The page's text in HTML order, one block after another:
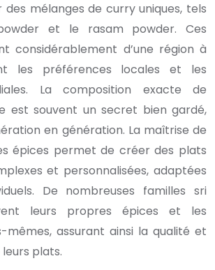
mélanges de curry uniques, tels
et le rasam powder. Ces
considérablement d’une région à
les préférences locales et les
La composition exacte de
est souvent un secret bien gardé,
en génération. La maîtrise de
épices permet de créer des plats
et personnalisées, adaptées
De nombreuses familles sri
leurs propres épices et les
mêmes, assurant ainsi la qualité et
plats.